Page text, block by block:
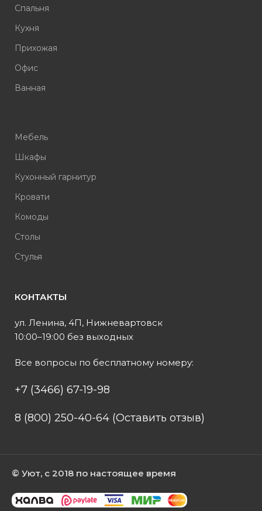
Спальня
Кухня
Прихожая
Офис
Ванная
Мебель
Шкафы
Кухонный гарнитур
Кровати
Комоды
Столы
Стулья
КОНТАКТЫ
ул. Ленина, 4П, Нижневартовск
10:00–19:00 без выходных
Все вопросы по бесплатному номеру:
+7 (3466) 67-19-98
8 (800) 250-40-64 (Оставить отзыв)
© Уют, с 2018 по настоящее время